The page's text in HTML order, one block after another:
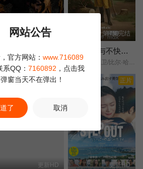
正片
魏兵/马朕/周彦新/
第7集完结
生活拉里与不快乐的追求 一部美国史
3.0 拉里·大卫/比尔·哈德尔/
更新HD
正片
更新HD
网站公告
官方网站： www.716089
系QQ： 7160892 ，点击我
窗当天不在弹出！
了 取消